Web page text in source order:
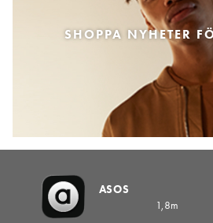
SHOPPA NYHETER
ASOS
1,8m